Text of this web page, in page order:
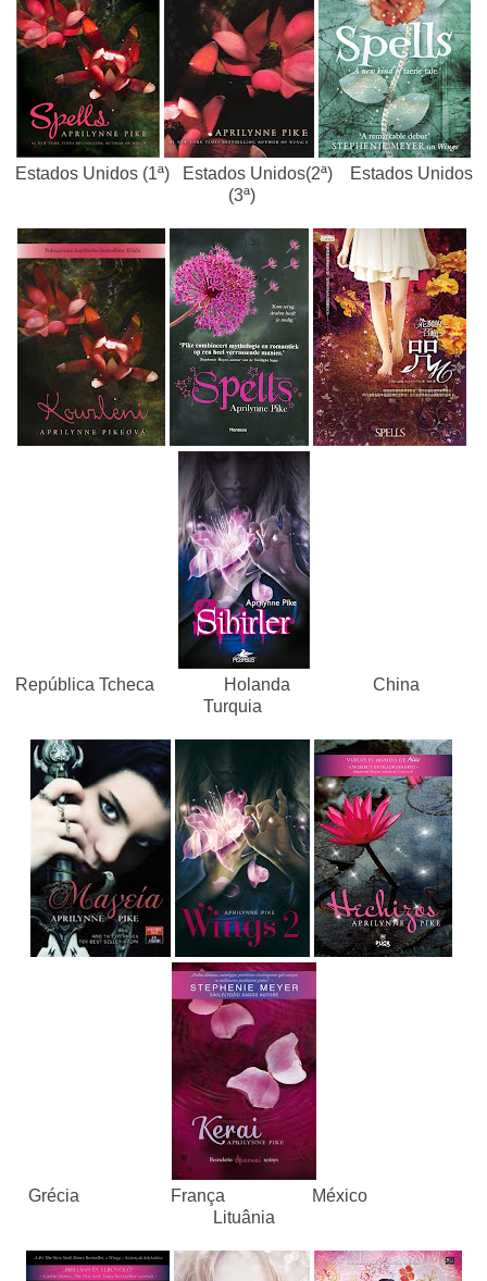
Estados Unidos (1ª) Estados Unidos(2ª) Estados Unidos
(3ª)
República Tcheca Holanda China
Turquia
Grécia França México
Lituânia